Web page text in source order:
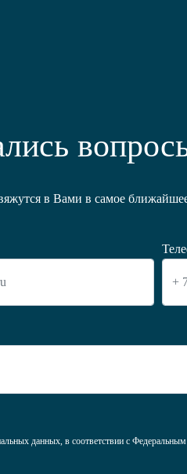
в Вами в самое
данных, в соответствии с